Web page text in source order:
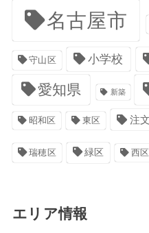
名古屋市
守山区 小学校
愛知県 新築
昭和区 東区 注
瑞穂区 緑区 西区
エリア情報